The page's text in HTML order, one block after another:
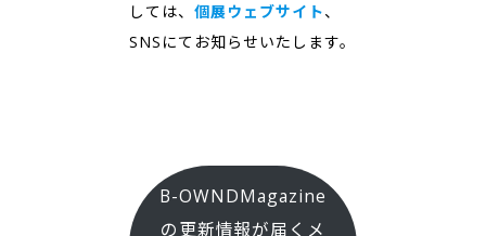
しては、個展ウェブサイト、
SNSにてお知らせいたします。
B-OWNDMagazine
の更新情報が届くメ